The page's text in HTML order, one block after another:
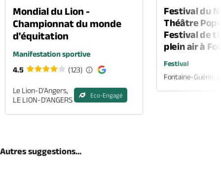
Mondial du Lion -
Championnat du monde
d'équitation
Manifestation sportive
4.5
(123)
Le Lion-D'Angers,
LE LION-D'ANGERS
Eco-Engagé
Festival du
Théâtre
Festival de
plein air à
Festival
Fontaine-Guérin,
Autres suggestions...